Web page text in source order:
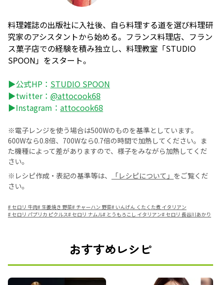
料理雑誌の出版社に入社後、自ら料理する道を選び料理研
究家のアシスタントから始める。フランス料理店、フラン
ス菓子店での経験を積み独立し、料理教室「STUDIO
SPOON」をスタート。
▶公式HP： STUDIO SPOON
▶twitter： @attocook68
▶Instagram： attocook68
※電子レンジを使う場合は500Wのものを基準としています。
600Wなら0.8倍、700Wなら0.7倍の時間で加熱してください。ま
た機種によって差がありますので、様子をみながら加熱してくだ
さい。
※レシピ作成・表記の基準等は、
「レシピについて」 をご覧くだ
さい。
#セロリ 牛肉# 生姜焼き 野菜# チャーハン 野菜# いんげん くたくた煮 イタリアン
#セロリ パプリカ ピクルス#セロリ ナムル# とうもろこし イタリアン#セロリ 長谷川あかり
おすすめレシピ